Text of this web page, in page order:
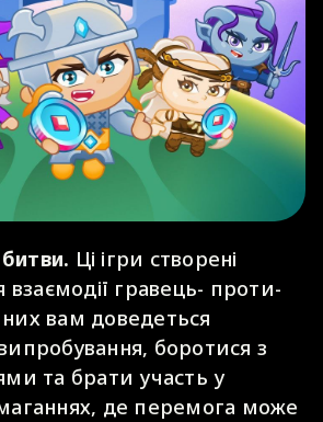
битви. Ці ігри створені
взаємодії гравець- проти-
них вам доведеться
боротися з
та брати участь у
де перемога може